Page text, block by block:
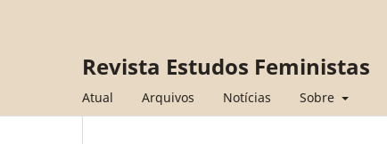
Revista Estudos Feministas
Atual Arquivos Notícias Sobre